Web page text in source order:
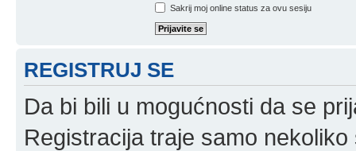
Sakrij moj online status za ovu sesiju
REGISTRUJ SE
Da bi bili u mogućnosti da se
Registracija traje samo